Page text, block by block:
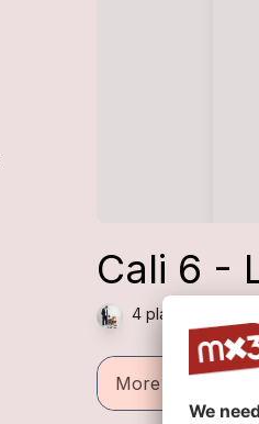
Cali 6 -
4 plays — Rap ,
More information